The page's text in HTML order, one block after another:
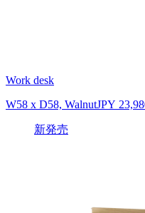
Work desk
W58 x D58, WalnutJPY
新発売